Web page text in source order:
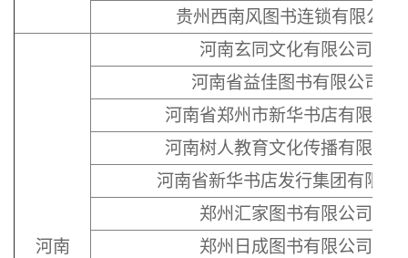
贵州西南风图书连锁有限公司
河南
河南玄同文化有限公司
河南省益佳图书有限公司
河南省郑州市新华书店有限公司
河南树人教育文化传播有限公司
河南省新华书店发行集团有限公
郑州汇家图书有限公司
郑州日成图书有限公司